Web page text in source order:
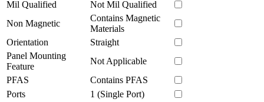
Mil Qualified
Not Mil Qualified
Non Magnetic
Contains Magnetic
Materials
Orientation
Straight
Panel Mounting
Feature
Not Applicable
PFAS
Contains PFAS
Ports
1 (Single Port)